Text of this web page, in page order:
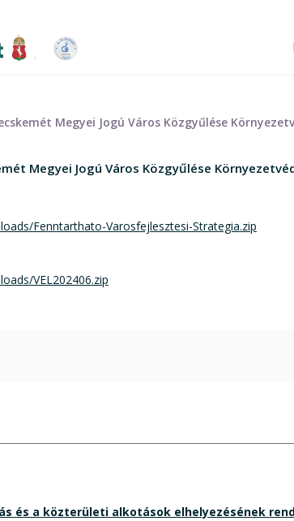
Honlapja
Megyei Jogú Város Közgyűlése
Megyei Jogú Város Közgyűlése
Fenntarthato-Varosfejlesztesi-Strategia.zip
VEL202406.zip
és a közterületi alkotások elhelyezésének